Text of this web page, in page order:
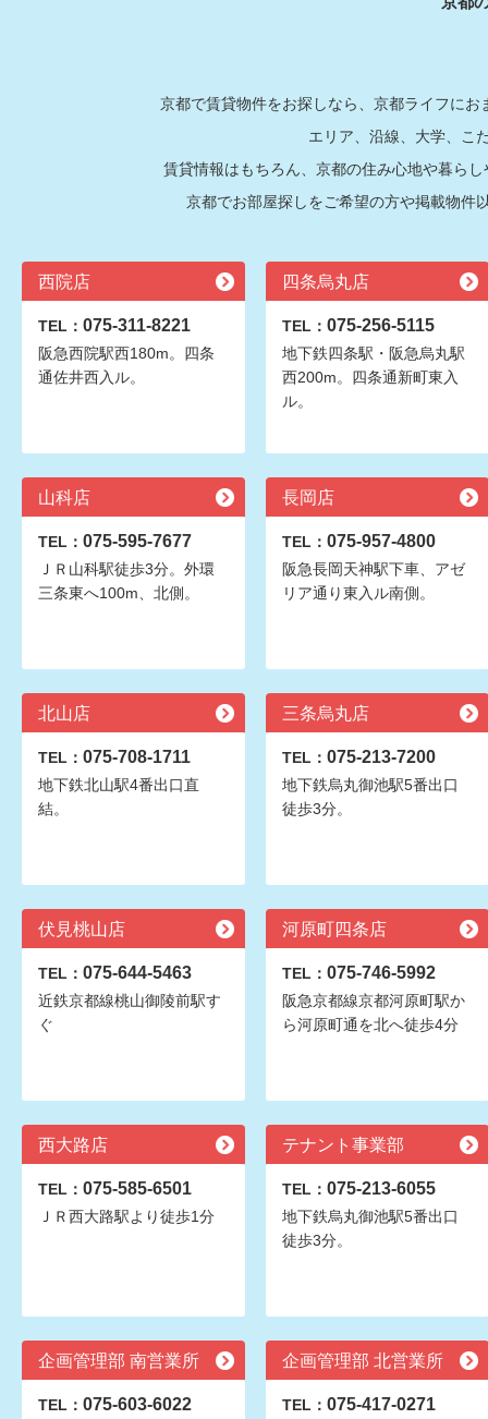
京都で賃貸物件をお探しなら、京都ライフに
エリア、沿線、大学、こ
賃貸情報はもちろん、京都の住み心地や暮ら
京都でお部屋探しをご希望の方や掲載物件
西院店
TEL： 075-311-8221
阪急西院駅西180m。四条
通佐井西入ル。
四条烏丸店
TEL： 075-256-5115
地下鉄四条駅・阪急烏丸駅
西200m。四条通新町東入
ル。
山科店
TEL： 075-595-7677
ＪＲ山科駅徒歩3分。外環
三条東へ100m、北側。
長岡店
TEL： 075-957-4800
阪急長岡天神駅下車、アゼ
リア通り東入ル南側。
北山店
TEL： 075-708-1711
地下鉄北山駅4番出口直
結。
三条烏丸店
TEL： 075-213-7200
地下鉄烏丸御池駅5番出口
徒歩3分。
伏見桃山店
TEL： 075-644-5463
近鉄京都線桃山御陵前駅す
ぐ
河原町四条店
TEL： 075-746-5992
阪急京都線京都河原町駅か
ら河原町通を北へ徒歩4分
西大路店
TEL： 075-585-6501
ＪＲ西大路駅より徒歩1分
テナント事業部
TEL： 075-213-6055
地下鉄烏丸御池駅5番出口
徒歩3分。
企画管理部 南営業所
TEL： 075-603-6022
企画管理部 北営業所
TEL： 075-417-0271